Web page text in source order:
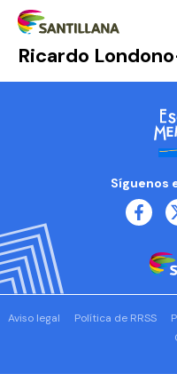
Ricardo
Síguenos
Aviso legal Política de RRSS